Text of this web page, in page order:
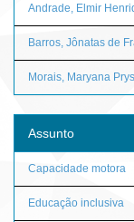
Andrade, Elmir
Barros, Jônatas de
Morais, Maryana
Assunto
Capacidade motora
Educação inclusiva